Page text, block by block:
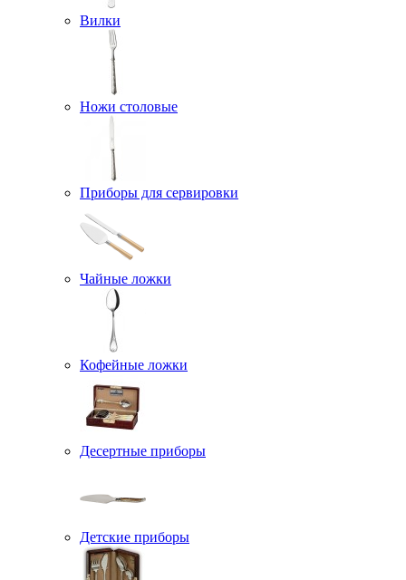
Вилки
Ножи столовые
Приборы для сервировки
Чайные ложки
Кофейные ложки
Десертные приборы
Детские приборы